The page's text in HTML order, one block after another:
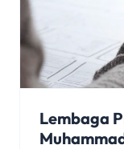
Lembaga